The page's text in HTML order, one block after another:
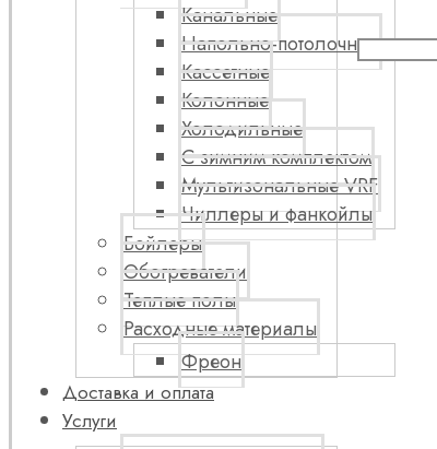
Канальные
Напольно-потолочные
Кассетные
Колонные
Холодильные
С зимним комплектом
Мультизональные VRF
Чиллеры и фанкойлы
Бойлеры
Обогреватели
Теплые полы
Расходные материалы
Фреон
Доставка и оплата
Услуги